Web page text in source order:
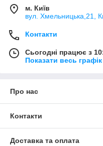
м. Київ
вул. Хмельницька,21,
Контакти
Сьогодні працює з
Показати весь
Про нас
Контакти
Доставка та оплата